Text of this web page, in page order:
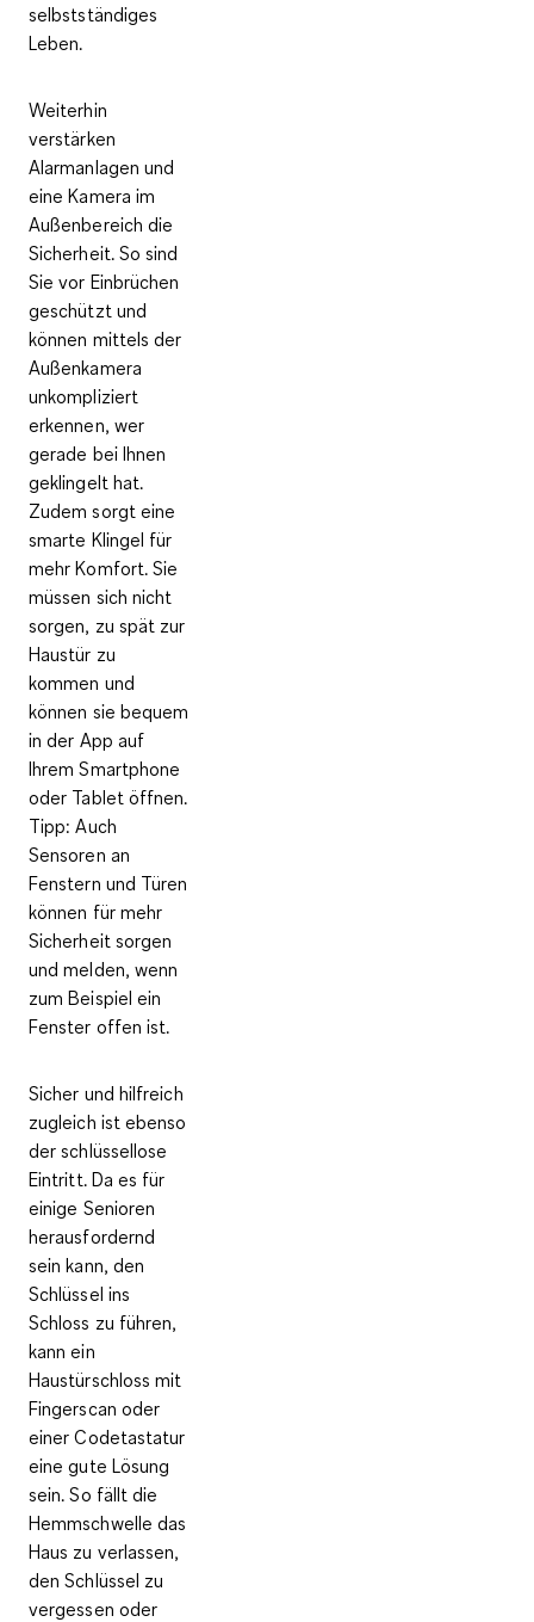
selbstständiges
Leben.
Weiterhin
verstärken
Alarmanlagen und
eineKamera im
Außenbereichdie
Sicherheit. So sind
Sie vor Einbrüchen
geschützt und
können mittels der
Außenkamera
unkompliziert
erkennen, wer
gerade bei Ihnen
geklingelt hat.
Zudem sorgt eine
smarte Klingel für
mehrKomfort. Sie
müssen sich nicht
sorgen, zu spät zur
Haustür zu
kommen und
können sie bequem
in der App auf
Ihrem Smartphone
oder Tablet öffnen.
Tipp: Auch
Sensoren an
Fenstern und Türen
können für mehr
Sicherheit sorgen
und melden, wenn
zum Beispiel ein
Fenster offen ist.
Sicher und hilfreich
zugleich ist ebenso
derschlüssellose
Eintritt. Da es für
einige Senioren
herausfordernd
sein kann, den
Schlüssel ins
Schloss zu führen,
kann ein
Haustürschloss mit
Fingerscan oder
einer Codetastatur
eine gute Lösung
sein. So fällt die
Hemmschwelle das
Haus zu verlassen,
den Schlüssel zu
vergessen oder